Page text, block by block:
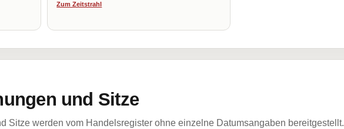
Zum Zeitstrahl
und Sitze
Sitze werden vom Handelsregister ohne einzelne Datumsangaben bereitgestellt.